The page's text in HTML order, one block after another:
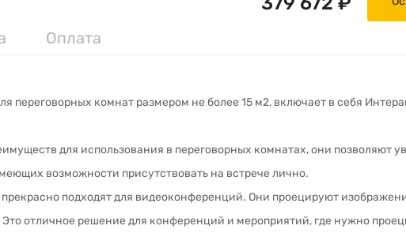
Оплата
переговорных комнат размером не более 15 м2, включает в себя
для использования в переговорных комнатах, они позволяют
возможности присутствовать на встрече лично.
подходят для видеоконференций. Они проецируют
отличное решение для конференций и мероприятий, где нужно